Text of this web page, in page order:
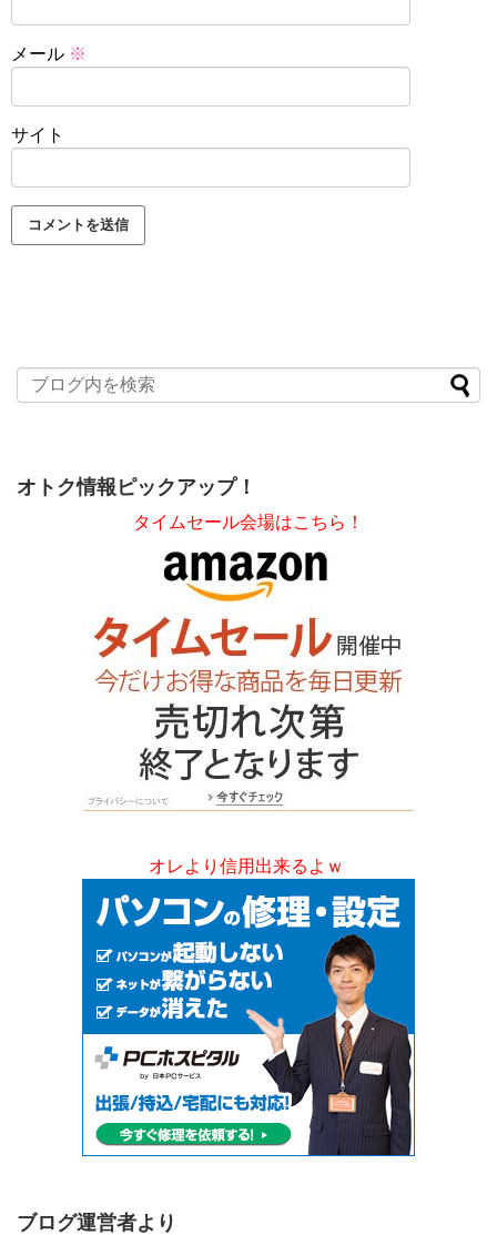
メール ※
サイト
オトク情報ピックアップ！
タイムセール会場はこちら！
オレより信用出来るよｗ
ブログ運営者より